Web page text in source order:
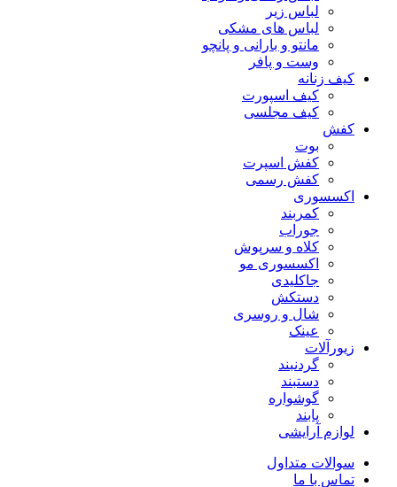
لباس زیر
لباس های مشکی
مانتو و بارانی و پانچو
وست و پافر
کیف زنانه
کیف اسپورت
کیف مجلسی
کفش
بوت
کفش اسپرت
کفش رسمی
اکسسوری
کمربند
جوراب
کلاه و سرپوش
اکسسوری مو
جاکلیدی
دستکش
شال و روسری
عینک
زیورآلات
گردنبند
دستبند
گوشواره
پابند
لوازم آرایشی
سوالات متداول
تماس با ما